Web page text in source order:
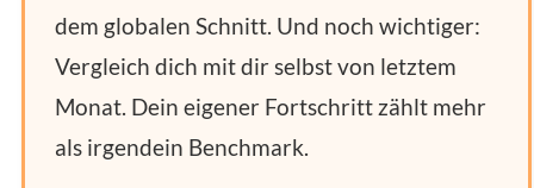
dem globalen Schnitt. Und noch wichtiger:
Vergleich dich mit dir selbst von letztem
Monat. Dein eigener Fortschritt zählt mehr
als irgendein Benchmark.